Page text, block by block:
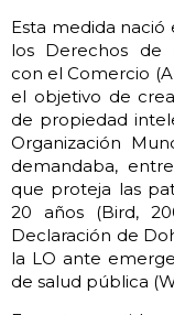
Esta medida
los Derechos de
con el Comercio
el objetivo de
de propiedad
Organización
demandaba,
que proteja las
20 años (Bird,
Declaración de
la LO ante
de salud pública